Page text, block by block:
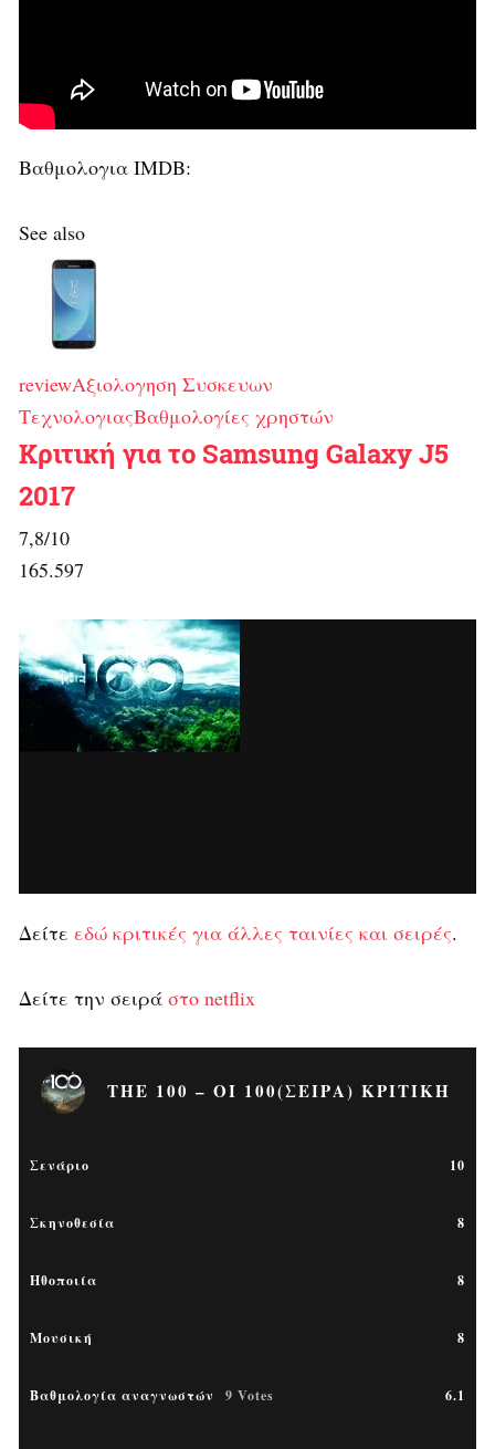
Βαθμολογια IMDB:
See also
reviewΑξιολογηση Συσκευων
ΤεχνολογιαςΒαθμολογίες χρηστών
Κριτική για το Samsung Galaxy J5
2017
7,8/10
165.597
Δείτε εδώ κριτικές για άλλες ταινίες και σειρές.
Δείτε την σειρά στο netflix
THE 100 – ΟΙ 100(ΣΕΙΡΆ) ΚΡΙΤΙΚΉ
Σενάριο 10
Σκηνοθεσία 8
Ηθοποιία 8
Μουσική 8
Βαθμολογία αναγνωστών 9 Votes 6.1